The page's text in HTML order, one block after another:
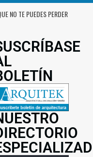
NO TE PUEDES PERDER